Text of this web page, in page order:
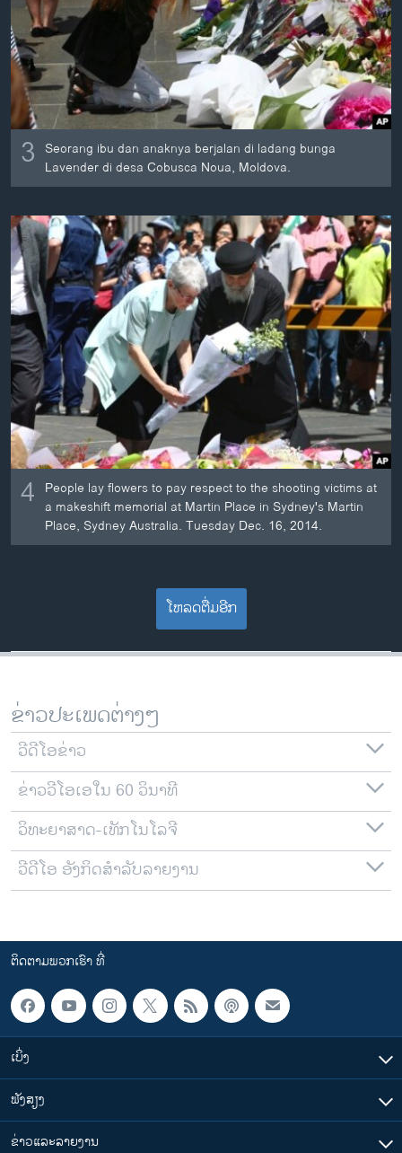
3 Seorang ibu dan anaknya berjalan di ladang bunga
Lavender di desa Cobusca Noua, Moldova.
4 People lay flowers to pay respect to the shooting victims at
a makeshift memorial at Martin Place in Sydney's Martin
Place, Sydney Australia. Tuesday Dec. 16, 2014.
ໂຫລດຕື່ມອີກ
ຂ່າວປະເພດຕ່າງໆ
ວີດີໂອຂ່າວ
ຂ່າວວີໂອເອໃນ 60 ວິນາທີ
ວິທະຍາສາດ-ເທັກໂນໂລຈີ
ວີດີໂອ ອັງກິດສຳລັບລາຍງານ
ຕິດຕາມພວກເຮົາ ທີ່
ເບິ່ງ
ຟັງສຽງ
ຂ່າວແລະລາຍງານ